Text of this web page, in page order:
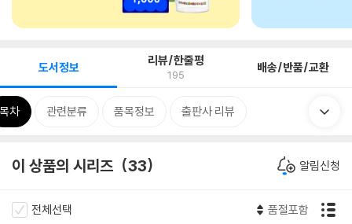
도서정보 리뷰/한줄평
195 배송/반품/교환
목차 관련분류 품목정보 출판사 리뷰
이 상품의 시리즈 33 알림신청
전체선택 품절포함